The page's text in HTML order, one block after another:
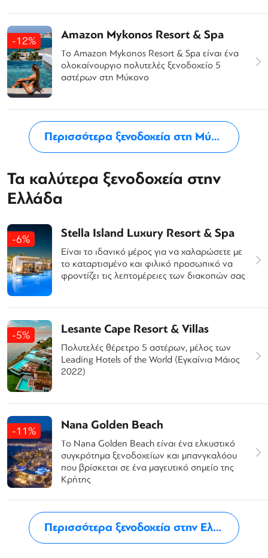
-12% Amazon Mykonos Resort & Spa
Το Amazon Mykonos Resort & Spa είναι ένα
ολοκαίνουργιο πολυτελές ξενοδοχείο 5
αστέρων στη Μύκονο
Περισσότερα ξενοδοχεία στη Μύκονο
Τα καλύτερα ξενοδοχεία στην
Ελλάδα
-6% Stella Island Luxury Resort & Spa
Είναι το ιδανικό μέρος για να χαλαρώσετε με
το καταρτισμένο και φιλικό προσωπικό να
φροντίζει τις λεπτομέρειες των διακοπών σας
-5% Lesante Cape Resort & Villas
Πολυτελές θέρετρο 5 αστέρων, μέλος των
Leading Hotels of the World (Εγκαίνια Μάιος
2022)
-11% Nana Golden Beach
Το Nana Golden Beach είναι ένα ελκυστικό
συγκρότημα ξενοδοχείων και μπανγκαλόου
που βρίσκεται σε ένα μαγευτικό σημείο της
Κρήτης
Περισσότερα ξενοδοχεία στην Ελλάδα